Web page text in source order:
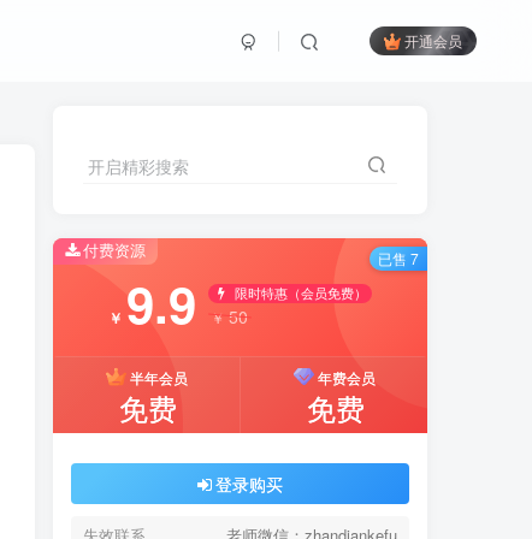
开通会员
开启精彩搜索
付费资源
￥ 9.9 限时特惠（会员免费）
￥ 50
半年会员
免费
年费会员
免费
登录购买
已售 7